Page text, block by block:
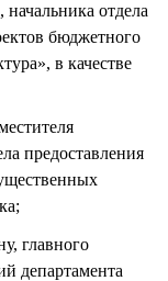
отдела
бюджетного
в качестве
предоставления
главного
департамента